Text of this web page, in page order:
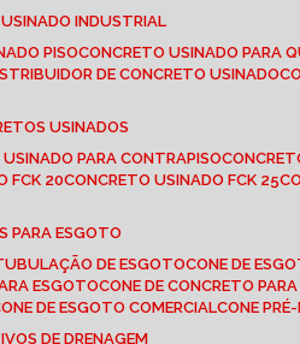
USINADO INDUSTRIAL
PISO
CONCRETO USINADO PARA
DE CONCRETO USINADO
USINADOS
USINADO PARA CONTRAPISO
FCK 20 CONCRETO USINADO FCK 25
PARA ESGOTO
TUBULAÇÃO DE ESGOTO CONE DE
ESGOTO CONE DE CONCRETO
CONE DE ESGOTO COMERCIAL CONE
DE DRENAGEM